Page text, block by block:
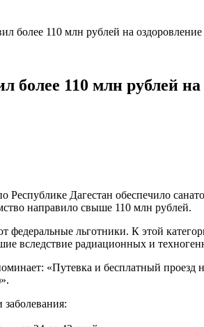
более 110 млн рублей на оздоровление
110 млн рублей на
Республике Дагестан обеспечило
направило свыше 110 млн рублей.
федеральные льготники. К этой
вследствие радиационных и
«Путевка и бесплатный проезд
заболевания: